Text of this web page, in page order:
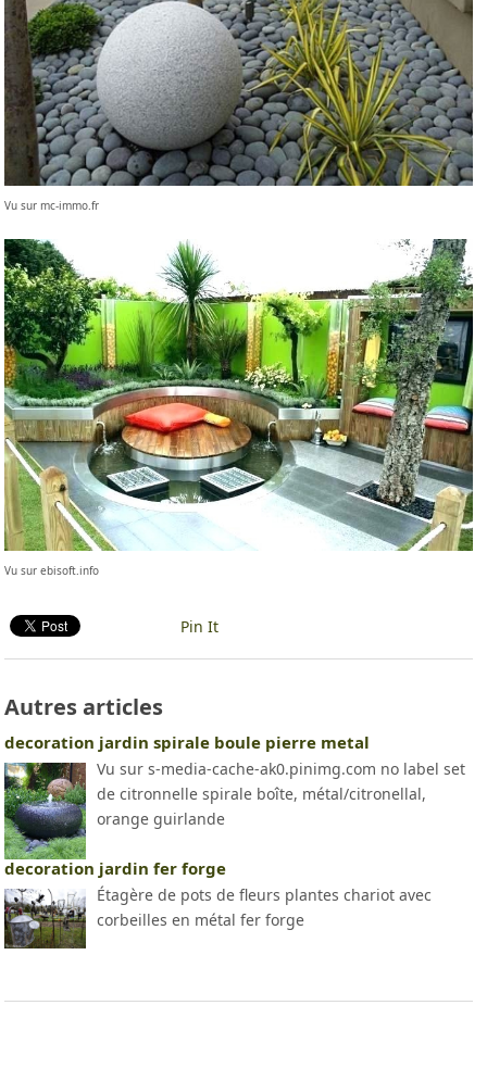
Vu sur mc-immo.fr
Vu sur ebisoft.info
Pin It
Autres articles
decoration jardin spirale boule pierre metal
Vu sur s-media-cache-ak0.pinimg.com no label set
de citronnelle spirale boîte, métal/citronellal,
orange guirlande
decoration jardin fer forge
Étagère de pots de fleurs plantes chariot avec
corbeilles en métal fer forge